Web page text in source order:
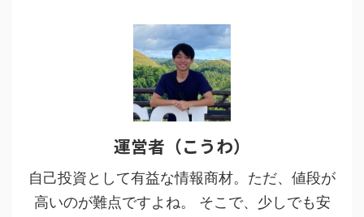
運営者（こうわ）
自己投資として有益な情報商材。ただ、値段が
高いのが難点ですよね。 そこで、少しでも安